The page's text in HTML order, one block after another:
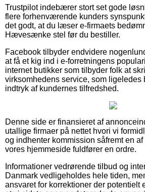
Trustpilot indebærer stort set gode
flere forhenværende kunders
det godt, at du læser e-firmaets
Hævesænke stel før du bestiller.
Facebook tilbyder endvidere
at få et kig ind i e-forretningens
internet butikker som tilbyder folk at
virksomhedens service, som ligeledes
indtryk af kundernes tilfredshed.
Denne side er finansieret af
utallige firmaer på nettet hvori vi
og indhenter kommission såfremt en
vores hjemmeside fuldfører en ordre.
Informationer vedrørende tilbud og
Danmark vedligeholdes hele tiden,
ansvaret for korrektioner der potentielt